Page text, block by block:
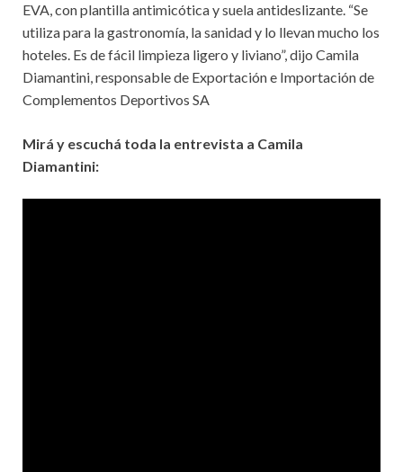
EVA, con plantilla antimicótica y suela antideslizante. “Se
utiliza para la gastronomía, la sanidad y lo llevan mucho los
hoteles. Es de fácil limpieza ligero y liviano”, dijo Camila
Diamantini, responsable de Exportación e Importación de
Complementos Deportivos SA
Mirá y escuchá toda la entrevista a Camila
Diamantini: